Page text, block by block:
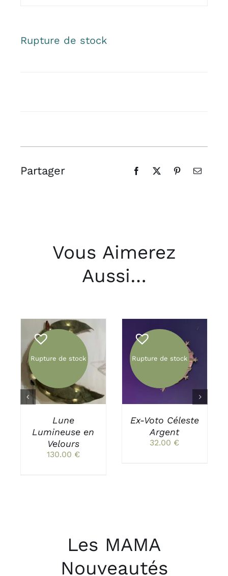
Rupture de stock
Partager
Vous Aimerez
Aussi…
Rupture de stock
DÉTAILS
Lune
Lumineuse en
Velours
130.00 €
Rupture de stock
DÉTAILS
Ex-Voto Céleste
Argent
32.00 €
Les MAMA
Nouveautés